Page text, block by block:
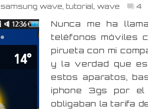
,samsung wave ,tutorial ,wave 4
Nunca me ha
teléfonos móviles
pirueta con mi
y la verdad que
estos aparatos,
iphone 3gs por el
obligaban la tarifa